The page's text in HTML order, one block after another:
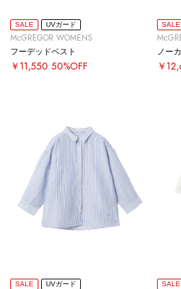
SALE UVガード
McGREGOR WOMENS
フーデッドベスト
￥11,550 50%OFF
SALE
ノー
￥
SALE UVガード SALE